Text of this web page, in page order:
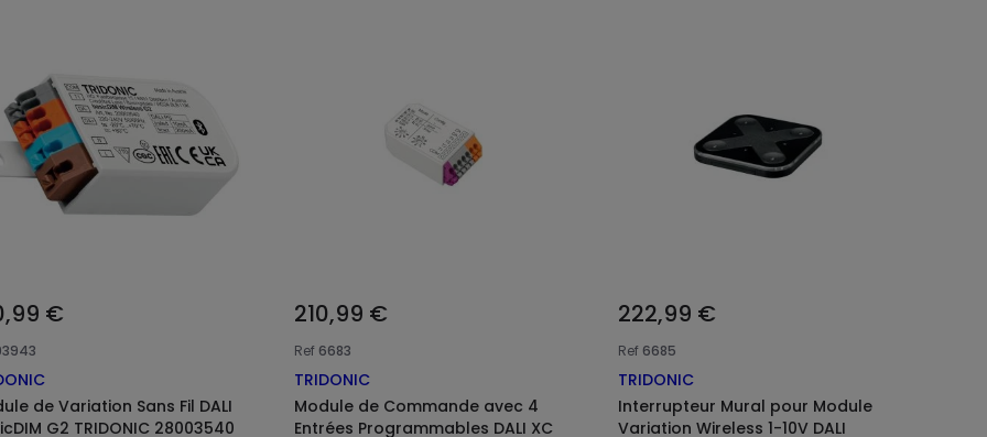
€
de Variation Sans Fil DALI
G2 TRIDONIC 28003540
210,99 €
Ref 6683
TRIDONIC
Module de Commande avec 4
Entrées Programmables DALI XC
222,99 €
Ref 6685
TRIDONIC
Interrupteur Mural pour Module
Variation Wireless 1-10V DALI